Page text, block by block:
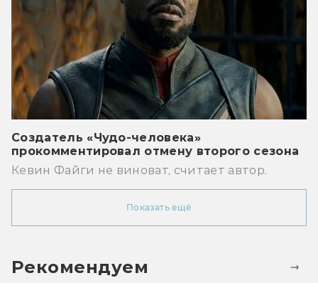
Создатель «Чудо-человека»
прокомментировал отмену второго сезона
Кевин Файги не виноват, считает автор.
Показать ещё
Рекомендуем